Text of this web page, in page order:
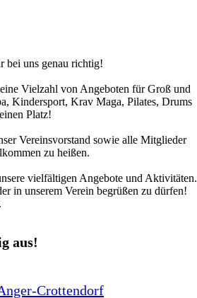
bei uns genau richtig!
Vielzahl von Angeboten für Groß und
Kindersport, Krav Maga, Pilates, Drums
Platz!
Vereinsvorstand sowie alle Mitglieder
zu heißen.
vielfältigen Angebote und Aktivitäten.
in unserem Verein begrüßen zu dürfen!
aus!
Crottendorf